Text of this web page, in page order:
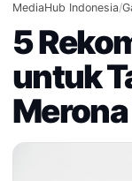
MediaHub Indonesia/
5
untuk